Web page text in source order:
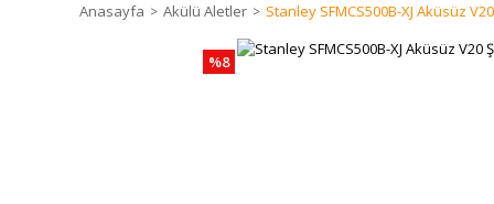
Anasayfa Akülü Aletler Stanley SFMCS500B-XJ Aküsüz
%8